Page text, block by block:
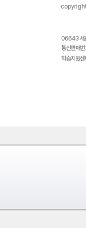
06643 서
통신판매
학습지원